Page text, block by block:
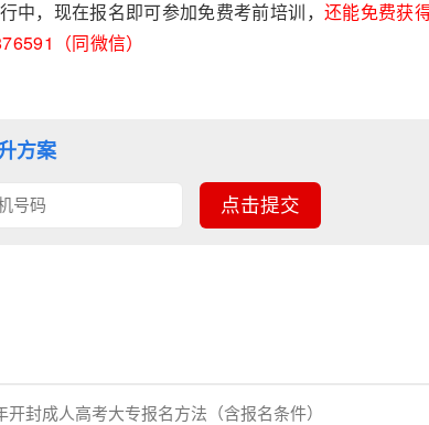
，现在报名即可参加免费考前培训， 还能免费获
（同微信）
方案
开封成人高考大专报名方法（含报名条件）